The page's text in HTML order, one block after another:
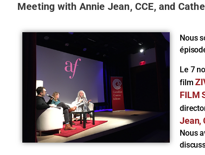
Meeting with Annie Jean, CCE, and
Nous
Le 7
film
FILM
Jean,
Nous